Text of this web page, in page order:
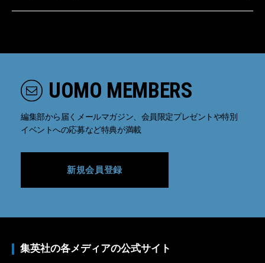
UOMO MEMBERS
編集部から届くメールマガジン、会員限定プレゼントや特別
イベントへの応募など特典が満載
新規会員登録
集英社の各メディアの公式サイト